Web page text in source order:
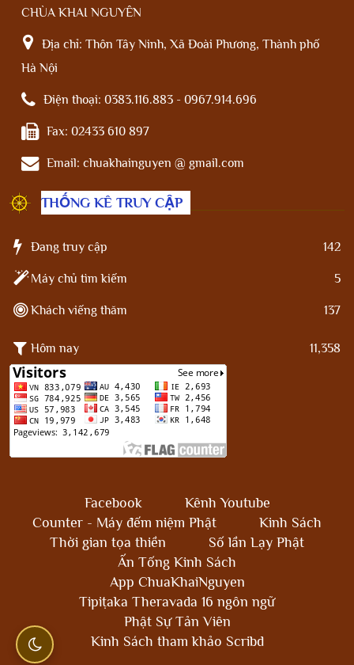
CHÙA KHAI NGUYÊN
Địa chỉ: Thôn Tây Ninh, Xã Đoài Phương, Thành phố
Hà Nội
Điện thoại: 0383.116.883 - 0967.914.696
Fax: 02433 610 897
Email: chuakhainguyen @ gmail.com
THỐNG KÊ TRUY CẬP
Đang truy cập 142
Máy chủ tìm kiếm 5
Khách viếng thăm 137
Hôm nay 11,358
Facebook
Kênh Youtube
Counter - Máy đếm niệm Phật
Kinh Sách
Thời gian tọa thiền
Số lần Lạy Phật
Ấn Tống Kinh Sách
App ChuaKhaiNguyen
Tipiṭaka Theravada 16 ngôn ngữ
Phật Sự Tản Viên
Kinh Sách tham khảo Scribd